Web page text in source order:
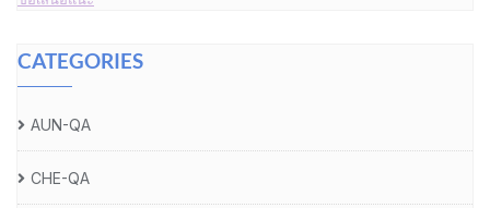
CATEGORIES
AUN-QA
CHE-QA